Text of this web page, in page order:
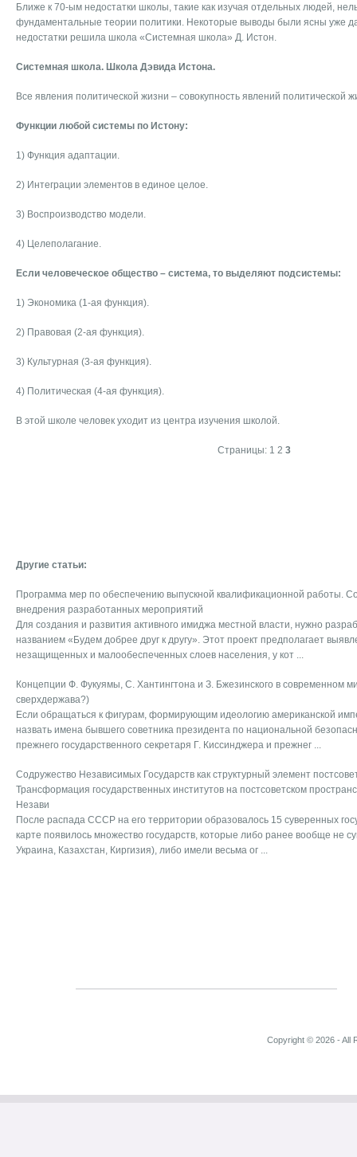
Ближе к 70-ым недостатки школы, такие как изучая отдельных людей,
фундаментальные теории политики. Некоторые выводы были ясны уже
недостатки решила школа «Системная школа» Д. Истон.
Системная школа. Школа Дэвида Истона.
Все явления политической жизни – совокупность явлений политической
Функции любой системы по Истону:
1) Функция адаптации.
2) Интеграции элементов в единое целое.
3) Воспроизводство модели.
4) Целеполагание.
Если человеческое общество – система, то выделяют подсистемы:
1) Экономика (1-ая функция).
2) Правовая (2-ая функция).
3) Культурная (3-ая функция).
4) Политическая (4-ая функция).
В этой школе человек уходит из центра изучения школой.
Страницы: 1 2 3
Другие статьи:
Программа мер по обеспечению выпускной квалификационной работы.
внедрения разработанных мероприятий
Для создания и развития активного имиджа местной власти, нужно
названием «Будем добрее друг к другу». Этот проект предполагает
незащищенных и малообеспеченных слоев населения, у кот ...
Концепции Ф. Фукуямы, С. Хантингтона и З. Бжезинского в современном
сверхдержава?)
Если обращаться к фигурам, формирующим идеологию американской
назвать имена бывшего советника президента по национальной
прежнего государственного секретаря Г. Киссинджера и прежнег ...
Содружество Независимых Государств как структурный элемент
Трансформация государственных институтов на постсоветском
Незави
После распада СССР на его территории образовалось 15 суверенных
карте появилось множество государств, которые либо ранее вообще не
Украина, Казахстан, Киргизия), либо имели весьма ог ...
Copyright © 2026 - All